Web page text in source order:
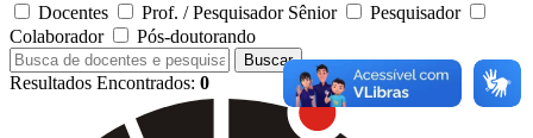
Docentes
Prof. / Pesquisador Sênior
Pesquisador
Colaborador
Pós-doutorando
Buscar
Resultados Encontrados: 0